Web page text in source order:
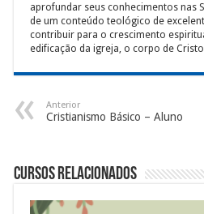
aprofundar seus conhecimentos nas
de um conteúdo teológico de
contribuir para o crescimento
edificação da igreja, o corpo de
Anterior
Cristianismo Básico – Aluno
Cursos Relacionados